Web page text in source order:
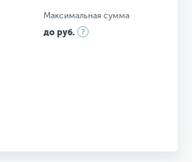
Максимальная сумма
до руб.